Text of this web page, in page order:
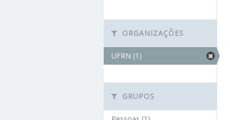
ORGANIZAÇÕES
UFRN (1)
GRUPOS